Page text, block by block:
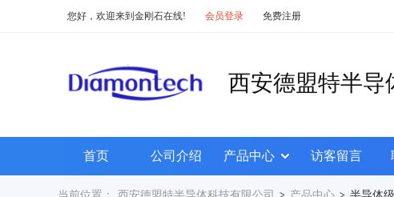
您好，欢迎来到金刚石在线! 会员登录 免费注册
西安德盟特半导
首页 公司介绍 产品中心 访客留言